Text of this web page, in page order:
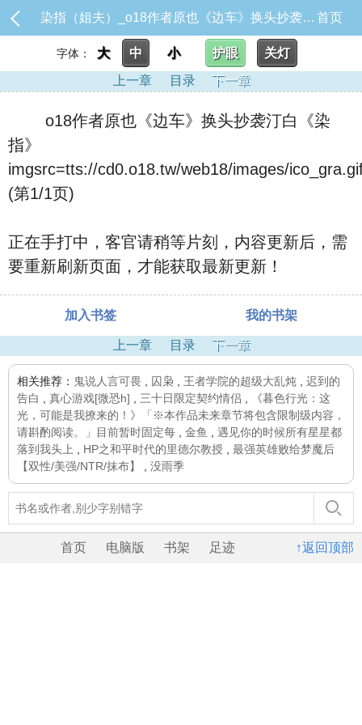
染指（姐夫）_o18作者原也《边车》换头抄袭汀白《染指》imgsrc=tts://cd0.o18.tw/web18/images/ico_gra.gif 首页
字体： 大 中 小 护眼
关灯
上一章
目录 下一章
o18作者原也《边车》换头抄袭汀白《染
指》
imgsrc=tts://cd0.o18.tw/web18/images/
(第1/1页)
正在手打中，客官请稍等片刻，内容更新后，需
要重新刷新页面，才能获取最新更新！
加入书签 我的书架
上一章 目录 下一章
相关推荐： 鬼说人言可畏 囚枭 王者学院的超级大乱炖
迟到的
告白
真心游戏[微恐h] 三十日限定契约情侣
《暮色行光：这
光，可能是我撩来的！》「※本作品未来章节将包含限制级内容，
请斟酌阅读。」目前暂时固定每
金鱼
遇见你的时候所有星星都
落到我头上
HP之和平时代的里德尔教授
最强英雄败给梦魔后
【双性/美强/NTR/抹布】
没雨季
↑返回顶部
首页 电脑版 书架 足迹